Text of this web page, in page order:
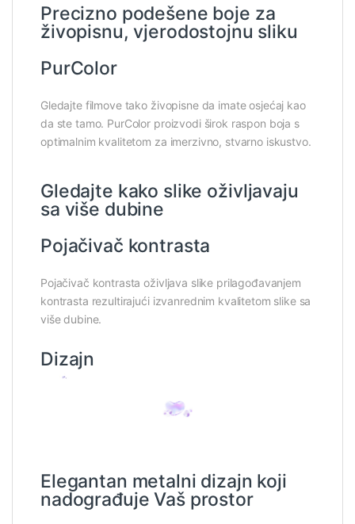
Precizno podešene boje za
živopisnu, vjerodostojnu sliku
PurColor
Gledajte filmove tako živopisne da imate osjećaj kao
da ste tamo. PurColor proizvodi širok raspon boja s
optimalnim kvalitetom za imerzivno, stvarno iskustvo.
Gledajte kako slike oživljavaju
sa više dubine
Pojačivač kontrasta
Pojačivač kontrasta oživljava slike prilagođavanjem
kontrasta rezultirajući izvanrednim kvalitetom slike sa
više dubine.
Dizajn
Elegantan metalni dizajn koji
nadograđuje Vaš prostor